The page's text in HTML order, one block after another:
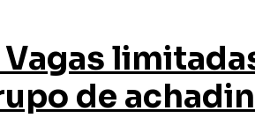
Quem Somos Certificado
em UTI